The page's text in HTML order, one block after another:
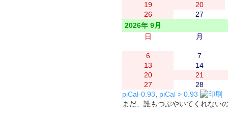
19
20
26
27
2026年 9月
日
月
6
7
13
14
20
21
27
28
piCal-0.93, piCal > 0.93
まだ、誰もつぶやいてくれな